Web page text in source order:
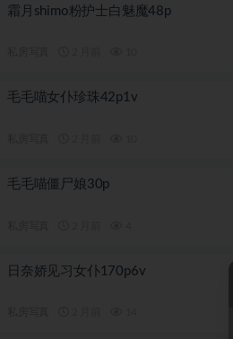
霜月shimo粉护士白魅魔48p
毛毛喵女仆珍珠42p1v
毛毛喵僵尸娘30p
日奈娇见习女仆170p6v